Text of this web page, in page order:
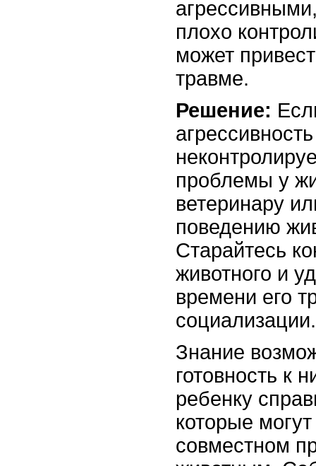
плохо
может
травме.
Решение:
проблемы у
ветеринару
поведению
Старайтесь
животного и
времени его
социализации.
Знание
готовность к
ребенку
которые
совместном